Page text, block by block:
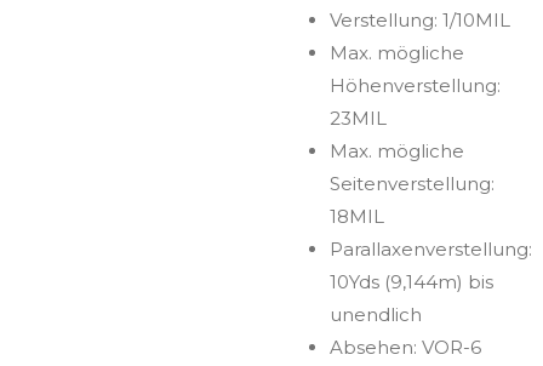
Verstellung: 1/10MIL
Max. mögliche
Höhenverstellung:
23MIL
Max. mögliche
Seitenverstellung:
18MIL
Parallaxenverstellung:
10Yds (9,144m) bis
unendlich
Absehen: VOR-6